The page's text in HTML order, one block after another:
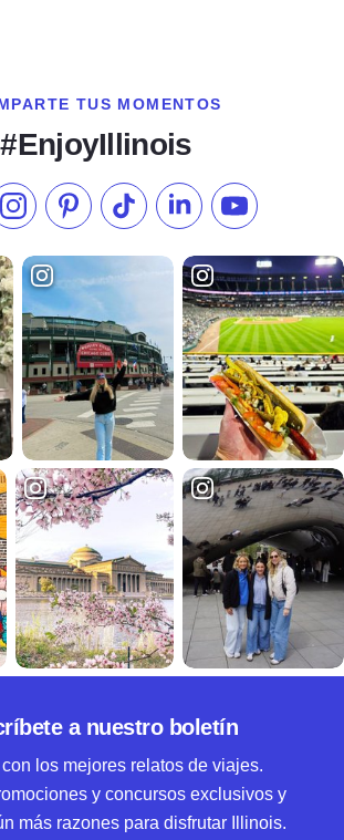
TUS MOMENTOS
#EnjoyIllinois
en Facebook
Síganos en Instagram
Visite nuestro Pinterest
Síganos en TikTok
Síganos en LinkedIn
Suscríbase a
a nuestro boletín
con los mejores relatos de viajes.
y concursos exclusivos y
más razones para disfrutar Illinois.